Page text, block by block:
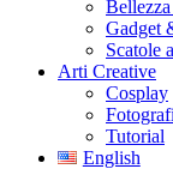
Gadget
Scatole
Arti Creative
Cosplay
Tutorial
English